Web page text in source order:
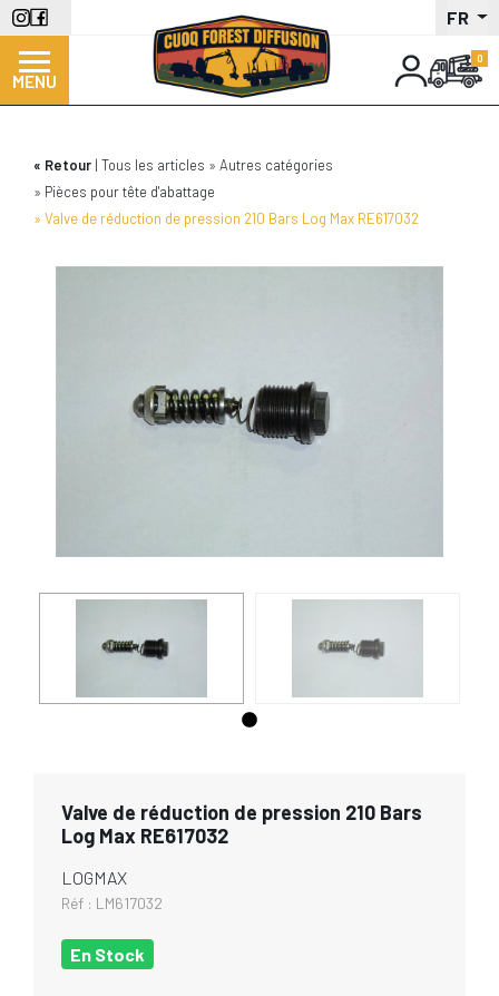
Aller
au
contenu
principal
FR
MENU
Retour Tous les articles
Autres catégories
Pièces pour tête d'abattage
Valve de réduction de pression 210 Bars Log Max RE617032
Valve de réduction de pression 210 Bars
Log Max RE617032
LOGMAX
Réf : LM617032
En Stock